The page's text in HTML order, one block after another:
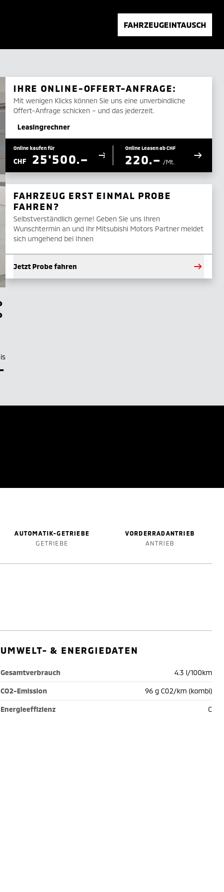
FAHRZEUGEINTAUSCH
IHRE ONLINE-OFFERT-ANFRAGE:
Mit wenigen Klicks können Sie uns eine unverbindliche
Offert-Anfrage schicken – und das jederzeit.
Leasingrechner
Online kaufen für
CHF 25'500.–
Online Leasen ab CHF
220.– /Mt.
FAHRZEUG ERST EINMAL PROBE
FAHREN?
Selbstverständlich gerne! Geben Sie uns Ihren
Wunschtermin an und Ihr Mitsubishi Motors Partner meldet
sich umgehend bei Ihnen
Jetzt Probe fahren
AUTOMATIK-GETRIEBE
GETRIEBE
VORDERRADANTRIEB
ANTRIEB
UMWELT- & ENERGIEDATEN
Gesamtverbrauch 4.3 l/100km
CO2-Emission 96 g C02/km (kombi)
Energieeffizienz C